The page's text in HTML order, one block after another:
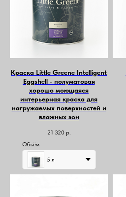
Краска Little Greene Intelligent
Eggshell - полуматовая
хорошо моющаяся
интерьерная краска для
нагружаемых поверхностей и
влажных зон
21 320 р.
Объём
5 л